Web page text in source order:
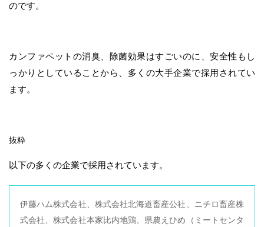
のです。
カンファペットの消臭、除菌効果はすごいのに、安全性もし
っかりとしていることから、多くの大手企業で採用されてい
ます。
抜粋
以下の多くの企業で採用されています。
伊藤ハム株式会社、株式会社北海道畜産公社、ニチロ畜産株
式会社、株式会社本家比内地鶏、県農えひめ（ミートセンタ